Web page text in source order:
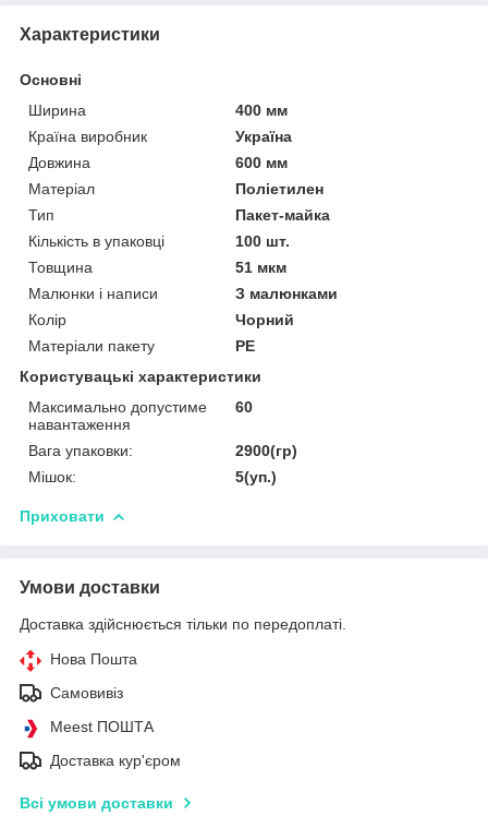
Характеристики
Основні
Ширина
400 мм
Країна виробник
Україна
Довжина
600 мм
Матеріал
Поліетилен
Тип
Пакет-майка
Кількість в упаковці
100 шт.
Товщина
51 мкм
Малюнки і написи
З малюнками
Колір
Чорний
Матеріали пакету
РЕ
Користувацькі характеристики
Максимально допустиме
навантаження
60
Вага упаковки:
2900(гр)
Мішок:
5(уп.)
Приховати
Умови доставки
Доставка здійснюється тільки по передоплаті.
Нова Пошта
Самовивіз
Meest ПОШТА
Доставка кур'єром
Всі умови доставки